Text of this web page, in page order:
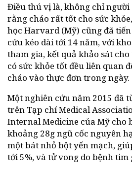
Điều thú vị là, không chỉ
rằng cháo rất tốt cho sức
học Harvard (Mỹ) cũng đã
cứu kéo dài tới 14 năm, với
tham gia, kết quả khảo sát
có sức khỏe tốt đều liên quan
cháo vào thực đơn trong ngày.
Một nghiên cứu năm 2015 đã
trên Tạp chí Medical
Internal Medicine của Mỹ cho
khoảng 28g ngũ cốc nguyên
một bát nhỏ bột yến mạch,
tới 5%, và tử vong do bệnh tim